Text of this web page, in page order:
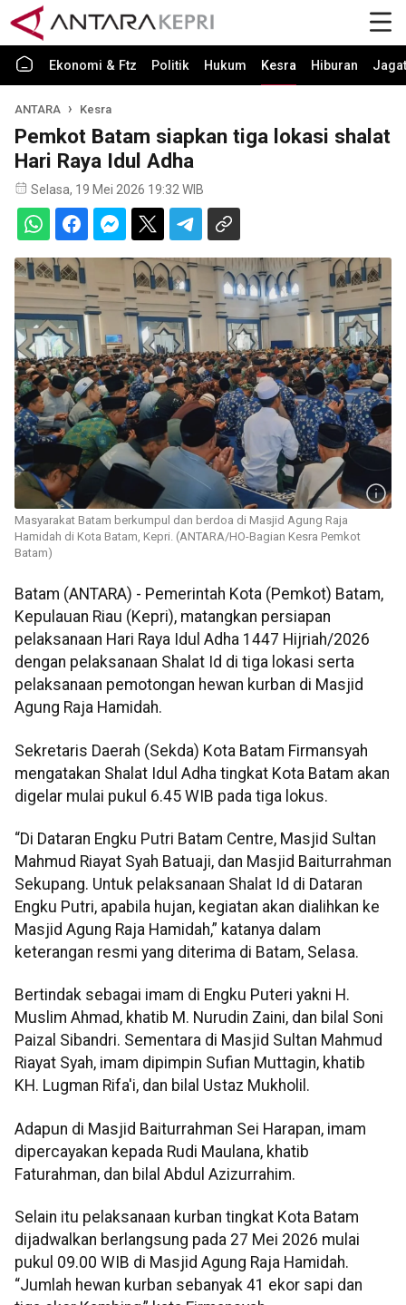
Ekonomi & Ftz Politik Hukum Kesra Hiburan Jagat
ANTARA Kesra
Pemkot Batam siapkan tiga lokasi shalat
Hari Raya Idul Adha
Selasa, 19 Mei 2026 19:32 WIB
Masyarakat Batam berkumpul dan berdoa di Masjid Agung Raja
Hamidah di Kota Batam, Kepri. (ANTARA/HO-Bagian Kesra Pemkot
Batam)
Batam (ANTARA) - Pemerintah Kota (Pemkot) Batam,
Kepulauan Riau (Kepri), matangkan persiapan
pelaksanaan Hari Raya Idul Adha 1447 Hijriah/2026
dengan pelaksanaan Shalat Id di tiga lokasi serta
pelaksanaan pemotongan hewan kurban di Masjid
Agung Raja Hamidah.
Sekretaris Daerah (Sekda) Kota Batam Firmansyah
mengatakan Shalat Idul Adha tingkat Kota Batam akan
digelar mulai pukul 6.45 WIB pada tiga lokus.
“Di Dataran Engku Putri Batam Centre, Masjid Sultan
Mahmud Riayat Syah Batuaji, dan Masjid Baiturrahman
Sekupang. Untuk pelaksanaan Shalat Id di Dataran
Engku Putri, apabila hujan, kegiatan akan dialihkan ke
Masjid Agung Raja Hamidah,” katanya dalam
keterangan resmi yang diterima di Batam, Selasa.
Bertindak sebagai imam di Engku Puteri yakni H.
Muslim Ahmad, khatib M. Nurudin Zaini, dan bilal Soni
Paizal Sibandri. Sementara di Masjid Sultan Mahmud
Riayat Syah, imam dipimpin Sufian Muttagin, khatib
KH. Lugman Rifa'i, dan bilal Ustaz Mukholil.
Adapun di Masjid Baiturrahman Sei Harapan, imam
dipercayakan kepada Rudi Maulana, khatib
Faturahman, dan bilal Abdul Azizurrahim.
Selain itu pelaksanaan kurban tingkat Kota Batam
dijadwalkan berlangsung pada 27 Mei 2026 mulai
pukul 09.00 WIB di Masjid Agung Raja Hamidah.
“Jumlah hewan kurban sebanyak 41 ekor sapi dan